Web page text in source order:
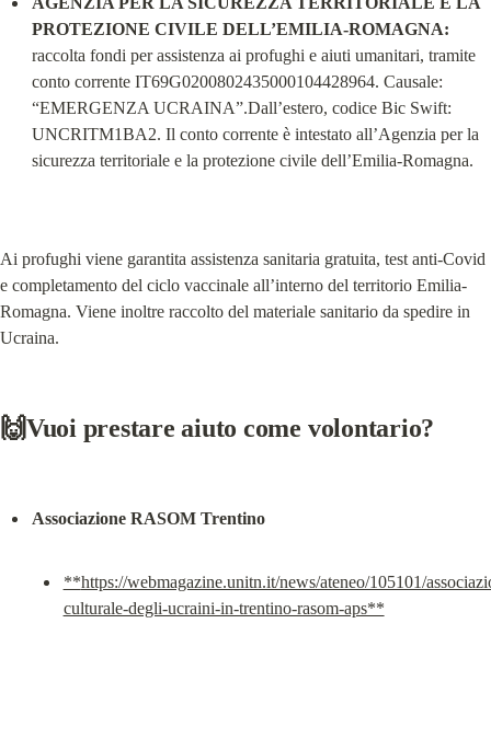
PROTEZIONE CIVILE DELL’EMILIA-ROMAGNA:
raccolta fondi per assistenza ai profughi e aiuti umanitari, tramite
conto corrente IT69G0200802435000104428964. Causale:
“EMERGENZA UCRAINA”.Dall’estero, codice Bic Swift:
UNCRITM1BA2. Il conto corrente è intestato all’Agenzia per la
sicurezza territoriale e la protezione civile dell’Emilia-Romagna.
Ai profughi viene garantita assistenza sanitaria gratuita, test anti-Covid
e completamento del ciclo vaccinale all’interno del territorio Emilia-
Romagna. Viene inoltre raccolto del materiale sanitario da spedire in
Ucraina.
🙌Vuoi prestare aiuto come volontario?
Associazione RASOM Trentino
**https://webmagazine.unitn.it/news/ateneo/105101/
culturale-degli-ucraini-in-trentino-rasom-aps**